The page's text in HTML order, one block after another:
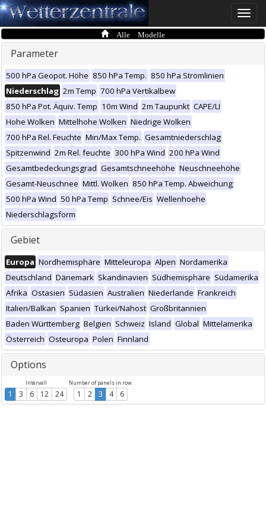
Toggle
Alle Modelle
Parameter
500 hPa Geopot. Höhe 850 hPa Temp. 850 hPa Stromlinien
Niederschlag 2m Temp 700 hPa Vertikalbew
850 hPa Pot. Äquiv. Temp 10m Wind 2m Taupunkt CAPE/LI
Hohe Wolken Mittelhohe Wolken Niedrige Wolken
700 hPa Rel. Feuchte Min/Max Temp. Gesamtniederschlag
Spitzenwind 2m Rel. feuchte 300 hPa Wind 200 hPa Wind
Gesamtbedeckungsgrad Gesamtschneehöhe Neuschneehöhe
Gesamt-Neuschnee Mittl. Wolken 850 hPa Temp. Abweichung
500 hPa Wind 50 hPa Temp Schnee/Eis Wellenhoehe
Niederschlagsform
Gebiet
Europa Nordhemisphäre Mitteleuropa Alpen Nordamerika
Deutschland Dänemark Skandinavien Südhemisphäre Südamerika
Afrika Ostasien Südasien Australien Niederlande Frankreich
Italien/Balkan Spanien Türkei/Nahost Großbritannien
Baden Württemberg Belgien Schweiz Island Global Mittelamerika
Österreich Osteuropa Polen Finnland
Options
Intervall
1 3 6 12 24
Number of panels in row
1 2 3 4 6